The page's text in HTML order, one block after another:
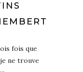
fois que
ne trouve